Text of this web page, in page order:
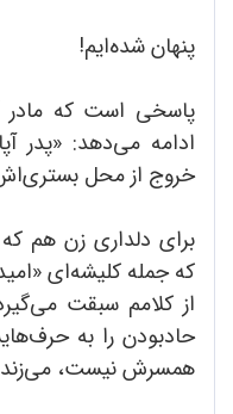
پنهان شده‌ایم!
پاسخی است که مادر
ادامه می‌دهد: «پدر
خروج از محل بستری‌اش
برای دلداری زن هم
که جمله کلیشه‌ای
از کلامم سبقت
حاد‌بودن را به
همسرش نیست،